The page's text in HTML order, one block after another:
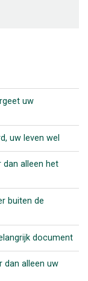
uw
uw leven wel
dan alleen het
buiten de
document
dan alleen uw